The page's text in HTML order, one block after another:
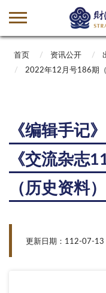
首页 资讯公开
2022年12月号186期（
《编辑手记
《交流杂志
（历史资料）
更新日期：112-07-13